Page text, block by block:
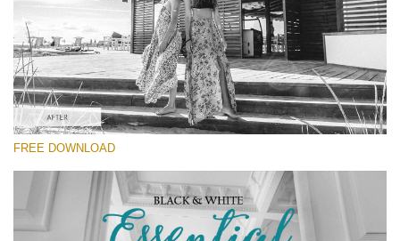
Luxe Wedding
(230 Lr Presets)
Must-Have Collection
(1432 Lr Presets)
Descărcare gratuită
FREE DOWNLOAD